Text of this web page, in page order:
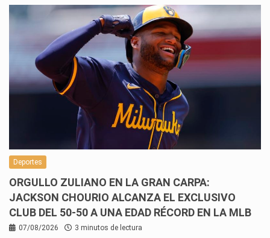
Deportes
ORGULLO ZULIANO EN LA GRAN CARPA:
JACKSON CHOURIO ALCANZA EL EXCLUSIVO
CLUB DEL 50-50 A UNA EDAD RÉCORD EN LA MLB
07/08/2026 3 minutos de lectura